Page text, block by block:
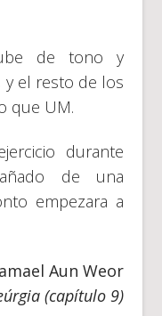
de tono y
el resto de los
que UM.
durante
de una
empezara a
Aun Weor
(capítulo 9)